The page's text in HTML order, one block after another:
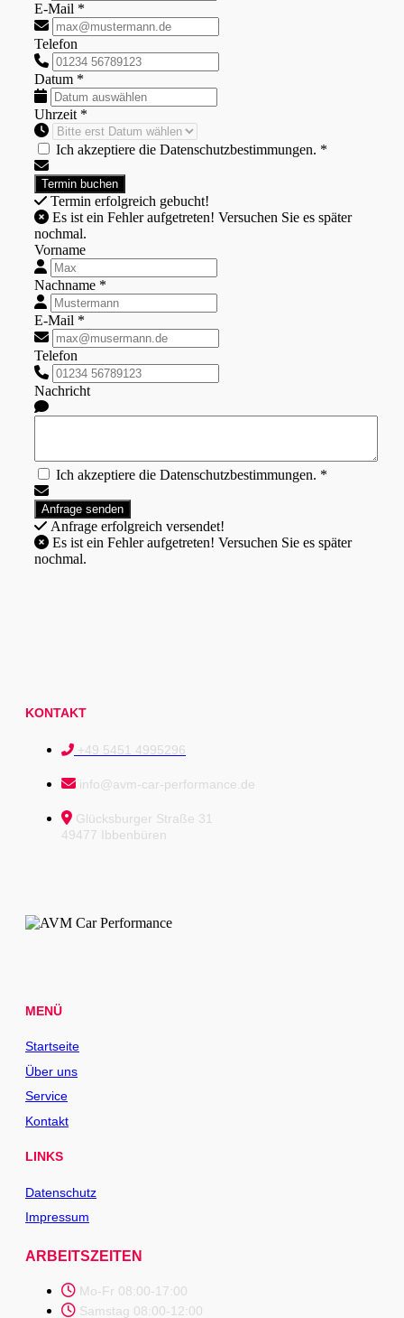
E-Mail *
Telefon
Datum *
Uhrzeit *
Ich akzeptiere die Datenschutzbestimmungen. *
Termin erfolgreich gebucht!
nochmal.
Vorname
Nachname *
E-Mail *
Telefon
Nachricht
Ich akzeptiere die Datenschutzbestimmungen. *
Anfrage erfolgreich versendet!
nochmal.
KONTAKT
+49 5451 4995296
info@avm-car-performance.de
Glücksburger Straße 31
49477 Ibbenbüren
MENÜ
Startseite
Über uns
Service
Kontakt
LINKS
Datenschutz
Impressum
ARBEITSZEITEN
Mo-Fr 08:00-17:00
Samstag 08:00-12:00